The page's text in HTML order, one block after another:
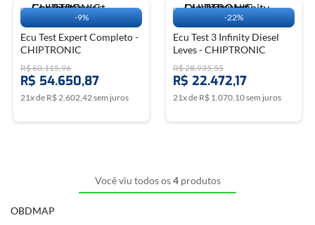
-9%
Ecu Test Expert Completo -
CHIPTRONIC
R$60.115,96
R$ 54.650,87
21x de R$2.602,42sem juros
-22%
Ecu Test 3 Infinity Diesel
Leves - CHIPTRONIC
R$28.935,55
R$ 22.472,17
21x de R$ 1.070,10sem juros
Você viu todos os4produtos
OBDMAP